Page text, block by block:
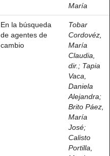
María
En la búsqueda
de agentes de
cambio
Tobar
Cordovéz,
María
Claudia,
dir. ; Tapia
Vaca,
Daniela
Alejandra;
Brito Páez,
María
José;
Calisto
Portilla,